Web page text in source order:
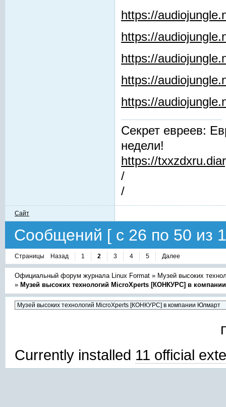
https://
https://
https://
https://
https://
Секрет евреев:
недели!
https://
/
/
Сайт
Сообщений [ с 26 по 50 из
Страницы Назад 1 2 3 4 5 Далее
Официальный форум журнала Linux Format » Музей высоких
» Музей высоких технологий MicroXperts [КОНКУРС] в
Currently installed 11 official